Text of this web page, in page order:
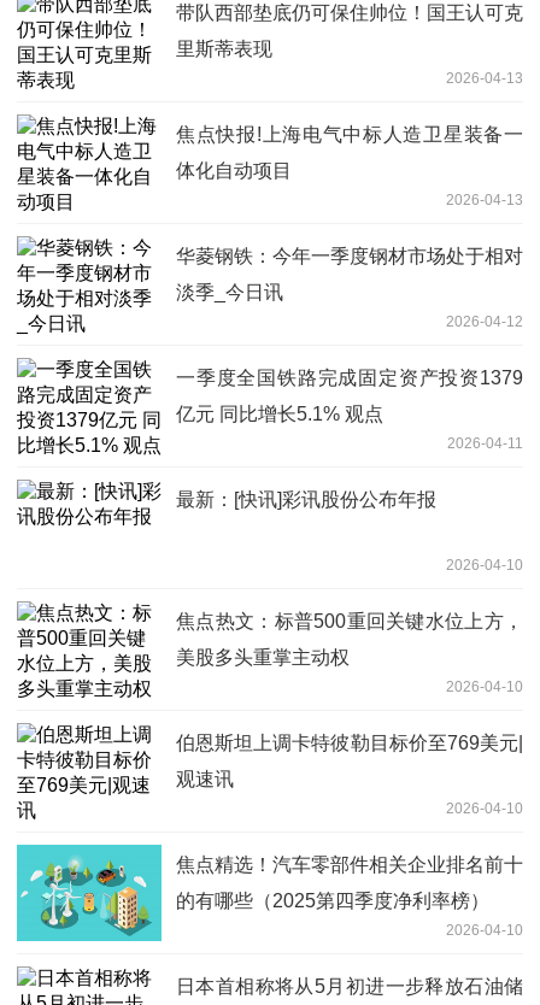
带队西部垫底仍可保住帅位！国王认可克
里斯蒂表现
2026-04-13
焦点快报!上海电气中标人造卫星装备一
体化自动项目
2026-04-13
华菱钢铁：今年一季度钢材市场处于相对
淡季_今日讯
2026-04-12
一季度全国铁路完成固定资产投资1379
亿元 同比增长5.1% 观点
2026-04-11
最新：[快讯]彩讯股份公布年报
2026-04-10
焦点热文：标普500重回关键水位上方，
美股多头重掌主动权
2026-04-10
伯恩斯坦上调卡特彼勒目标价至769美元|
观速讯
2026-04-10
焦点精选！汽车零部件相关企业排名前十
的有哪些（2025第四季度净利率榜）
2026-04-10
日本首相称将从5月初进一步释放石油储